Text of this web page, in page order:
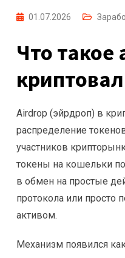
01.07.2026
Что такое
Airdrop (эйрдроп) в
распределение
участников
токены на кошельки
в обмен на простые
протокола или просто
активом.
Механизм появился